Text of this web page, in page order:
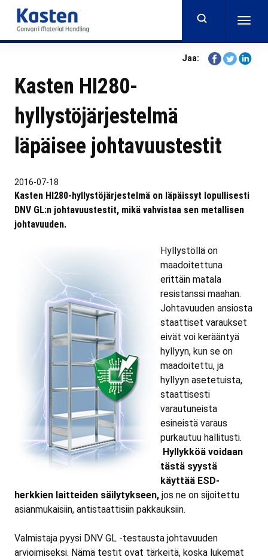
main
content
Jaa:
ShareShareShare
Kasten HI280-
hyllystöjärjestelmä
läpäisee johtavuustestit
2016-07-18
Kasten HI280-hyllystöjärjestelmä on läpäissyt lopullisesti
DNV GL:n johtavuustestit, mikä vahvistaa sen metallisen
johtavuuden.
Hyllystöllä on
maadoitettuna
erittäin matala
resistanssi maahan.
Johtavuuden ansiosta
staattiset varaukset
eivät voi kerääntyä
hyllyyn, kun se on
maadoitettu, ja
hyllyyn asetetuista,
staattisesti
varautuneista
esineistä varaus
purkautuu hallitusti.
Hyllykköä voidaan
tästä syystä
käyttää ESD-
herkkien laitteiden säilytykseen, jos ne on sijoitettu
asianmukaisiin, antistaattisiin pakkauksiin.
Valmistaja pyysi DNV GL -testausta johtavuuden
arvioimiseksi. Nämä testit ovat tärkeitä, koska lukemat